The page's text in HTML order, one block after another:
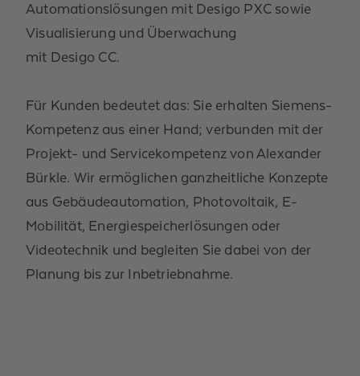
Automationslösungen mit Desigo PXC sowie
Visualisierung und Überwachung
mit Desigo CC.
Für Kunden bedeutet das: Sie erhalten Siemens-
Kompetenz aus einer Hand; verbunden mit der
Projekt- und Servicekompetenz von Alexander
Bürkle. Wir ermöglichen ganzheitliche Konzepte
aus Gebäudeautomation, Photovoltaik, E-
Mobilität, Energiespeicherlösungen oder
Videotechnik und begleiten Sie dabei von der
Planung bis zur Inbetriebnahme.